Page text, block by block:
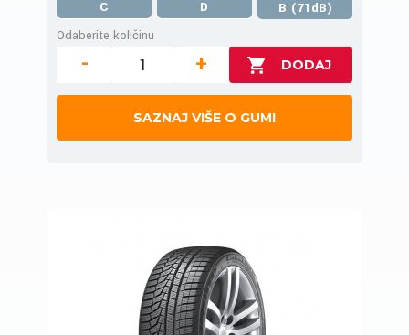
C D
B (71dB)
Odaberite količinu
- +
SAZNAJ VIŠE O GUMI